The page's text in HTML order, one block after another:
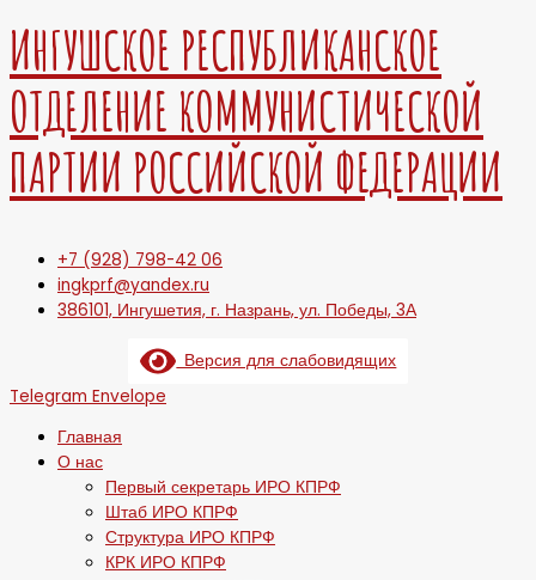
ИНГУШСКОЕ РЕСПУБЛИКАНСКОЕ
ОТДЕЛЕНИЕ КОММУНИСТИЧЕСКОЙ
ПАРТИИ РОССИЙСКОЙ ФЕДЕРАЦИИ
+7 (928) 798-42 06
ingkprf@yandex.ru
386101, Ингушетия, г. Назрань, ул. Победы, 3А
Версия для слабовидящих
Telegram Envelope
Главная
О нас
Первый секретарь ИРО КПРФ
Штаб ИРО КПРФ
Структура ИРО КПРФ
КРК ИРО КПРФ